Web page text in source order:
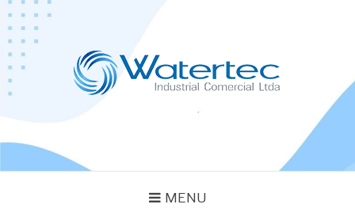
Pular
para
conteúdo
MENU